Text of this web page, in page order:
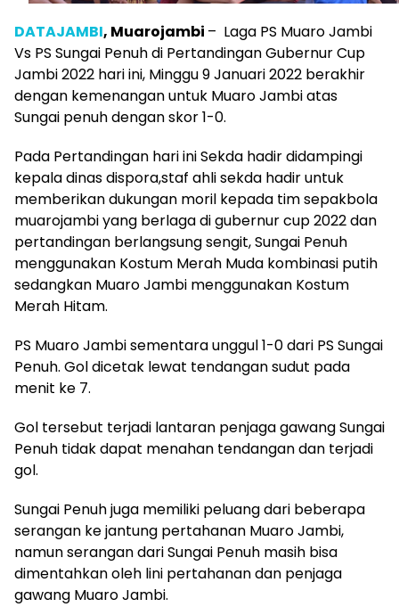
DATAJAMBI, Muarojambi – Laga PS Muaro Jambi
Vs PS Sungai Penuh di Pertandingan Gubernur Cup
Jambi 2022 hari ini, Minggu 9 Januari 2022 berakhir
dengan kemenangan untuk Muaro Jambi atas
Sungai penuh dengan skor 1-0.
Pada Pertandingan hari ini Sekda hadir didampingi
kepala dinas dispora,staf ahli sekda hadir untuk
memberikan dukungan moril kepada tim sepakbola
muarojambi yang berlaga di gubernur cup 2022 dan
pertandingan berlangsung sengit, Sungai Penuh
menggunakan Kostum Merah Muda kombinasi putih
sedangkan Muaro Jambi menggunakan Kostum
Merah Hitam.
PS Muaro Jambi sementara unggul 1-0 dari PS Sungai
Penuh. Gol dicetak lewat tendangan sudut pada
menit ke 7.
Gol tersebut terjadi lantaran penjaga gawang Sungai
Penuh tidak dapat menahan tendangan dan terjadi
gol.
Sungai Penuh juga memiliki peluang dari beberapa
serangan ke jantung pertahanan Muaro Jambi,
namun serangan dari Sungai Penuh masih bisa
dimentahkan oleh lini pertahanan dan penjaga
gawang Muaro Jambi.